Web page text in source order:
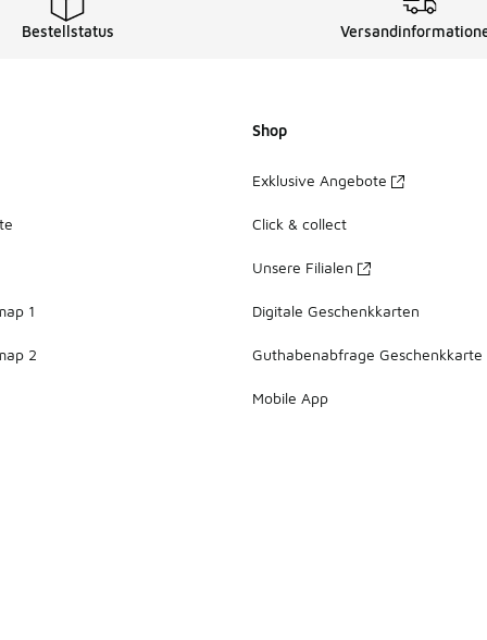
Bestellstatus
1
2
Shop
Exklusive Angebote
Click & collect
Unsere Filialen
Digitale Geschenkkarten
Guthabenabfrage Geschenkkarte
Mobile App